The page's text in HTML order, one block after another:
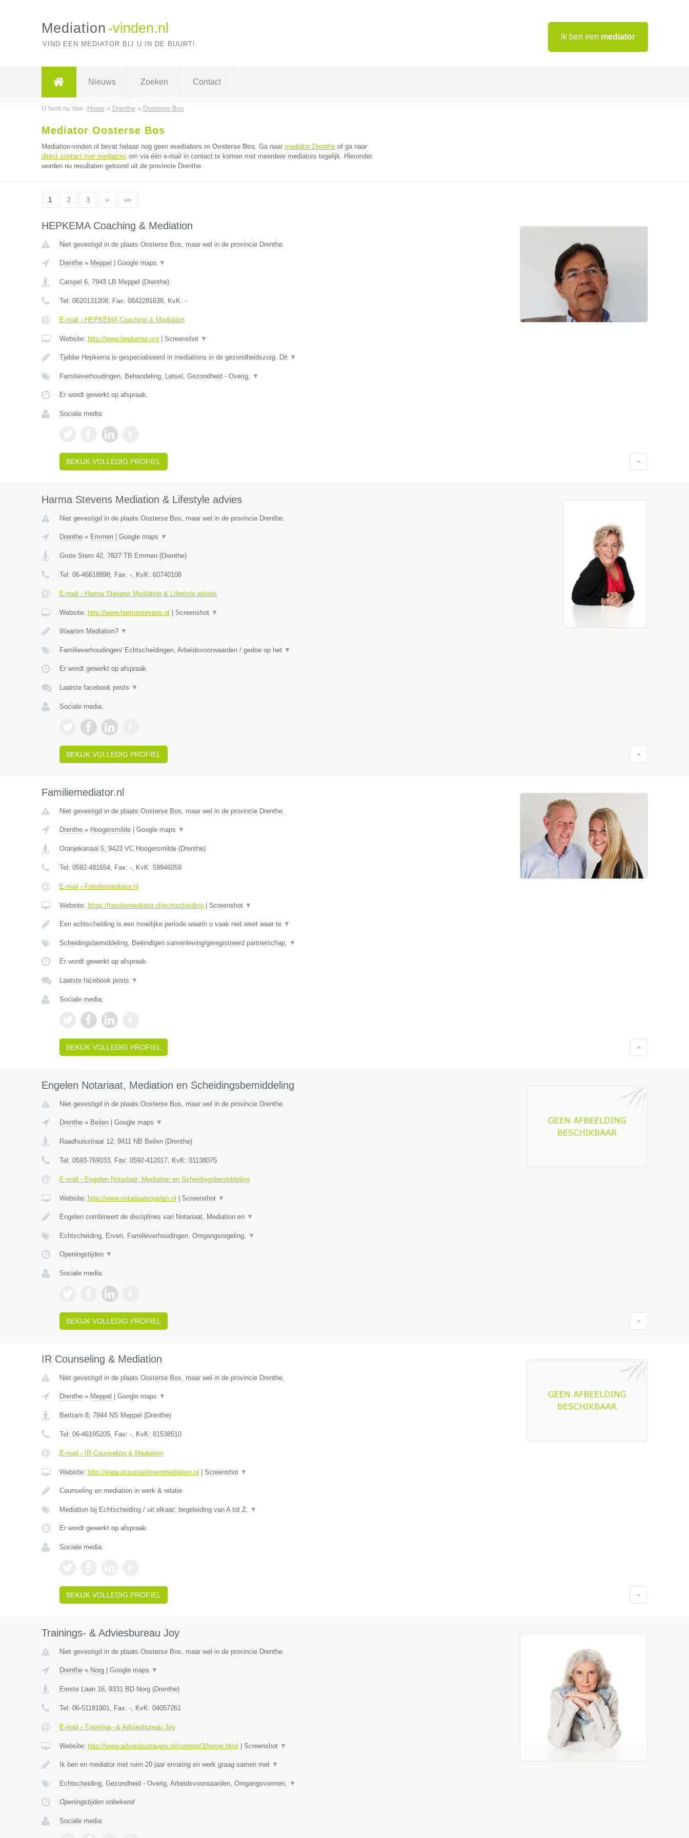
Ik ben een mediator
Mediation -vinden.nl
VIND EEN MEDIATOR BIJ U IN DE BUURT!
Nieuws Zoeken Contact
U bent nu hier: Home» Drenthe» Oosterse Bos
Mediator Oosterse Bos
Mediation-vinden.nl bevat helaas nog geen mediators in Oosterse Bos. Ga naar mediator Drentheof ga naar
direct contact met mediators om via één e-mail in contact te komen met meerdere mediators tegelijk. Hieronder
worden nu resultaten getoond uit de provincie Drenthe.
1 2 3 » »»
HEPKEMA Coaching & Mediation
Niet gevestigd in de plaats Oosterse Bos, maar wel in de provincie Drenthe.
Drenthe» Meppel Google maps ▼
Carspel 6, 7943 LB Meppel (Drenthe)
Tel: 0620131208, Fax: 0842281638, KvK: -
E-mail › HEPKEMA Coaching & Mediation
Website: http://www.hepkema.org| Screenshot ▼
Tjebbe Hepkema is gespecialiseerd in mediations in de gezondheidszorg. Dit ▼
Familieverhoudingen, Behandeling, Letsel, Gezondheid - Overig, ▼
Er wordt gewerkt op afspraak.
Sociale media:
BEKIJK VOLLEDIG PROFIEL
Harma Stevens Mediation & Lifestyle advies
Niet gevestigd in de plaats Oosterse Bos, maar wel in de provincie Drenthe.
Drenthe» Emmen| Google maps ▼
Grote Stern 42, 7827 TB Emmen(Drenthe)
Tel: 06-46618898, Fax: -, KvK: 60740108
E-mail › Harma Stevens Mediation & Lifestyle advies
Website: http://www.harmastevens.nl Screenshot ▼
Waarom Mediation? ▼
Familieverhoudingen/ Echtscheidingen, Arbeidsvoorwaarden / gedoe op het ▼
Er wordt gewerkt op afspraak.
Laatste facebook posts ▼
Sociale media:
BEKIJK VOLLEDIG PROFIEL
Familiemediator.nl
Niet gevestigd in de plaats Oosterse Bos, maar wel in de provincie Drenthe.
Drenthe» Hoogersmilde| Google maps ▼
Oranjekanaal 5, 9423 VC Hoogersmilde(Drenthe)
Tel: 0592-481654, Fax: -, KvK: 59946059
E-mail › Familiemediator.nl
Website: https://familiemediator.nl/echtscheiding| Screenshot ▼
Een echtscheiding is een moeilijke periode waarin u vaak niet weet waar te ▼
Scheidingsbemiddeling, Beëindigen samenleving/geregistreerd partnerschap, ▼
Er wordt gewerkt op afspraak.
Laatste facebook posts ▼
Sociale media:
BEKIJK VOLLEDIG PROFIEL
Engelen Notariaat, Mediation en Scheidingsbemiddeling
Niet gevestigd in de plaats Oosterse Bos, maar wel in de provincie Drenthe.
Drenthe» Beilen| Google maps ▼
Raadhuisstraat 12, 9411 NB Beilen(Drenthe)
Tel: 0593-769033, Fax: 0592-412017, KvK: 01138075
E-mail › Engelen Notariaat, Mediation en Scheidingsbemiddeling
Website: http://www.notariaatengelen.nl Screenshot ▼
Engelen combineert de disciplines van Notariaat, Mediation en ▼
Echtscheiding, Erven, Familieverhoudingen, Omgangsregeling, ▼
Openingstijden ▼
Sociale media:
BEKIJK VOLLEDIG PROFIEL
IR Counseling & Mediation
Niet gevestigd in de plaats Oosterse Bos, maar wel in de provincie Drenthe.
Drenthe» Meppel Google maps ▼
Bertram 8, 7944 NS Meppel (Drenthe)
Tel: 06-46195205, Fax: -, KvK: 81538510
E-mail › IR Counseling & Mediation
Website: http://www.ircounselingenmediation.nl Screenshot ▼
Counseling en mediation in werk & relatie
Mediation bij Echtscheiding / uit elkaar; begeleiding van A tot Z, ▼
Er wordt gewerkt op afspraak.
Sociale media:
BEKIJK VOLLEDIG PROFIEL
Trainings- & Adviesbureau Joy
Niet gevestigd in de plaats Oosterse Bos, maar wel in de provincie Drenthe.
Drenthe» Norg| Google maps ▼
Eerste Laan 16, 9331 BD Norg(Drenthe)
Tel: 06-51181901, Fax: -, KvK: 04057261
E-mail › Trainings- & Adviesbureau Joy
Website: http://www.adviesbureaujoy.nl/content/3/home.html Screenshot ▼
Ik ben en mediator met ruim 20 jaar ervaring en werk graag samen met ▼
Echtscheiding, Gezondheid - Overig, Arbeidsvoorwaarden, Omgangsvormen, ▼
Openingstijden onbekend
Sociale media: